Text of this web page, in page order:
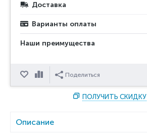
Доставка
Варианты оплаты
Наши преимущества
ОтложитьСравнитьПоделиться
ПОЛУЧИТЬ СКИДКУ
Описание